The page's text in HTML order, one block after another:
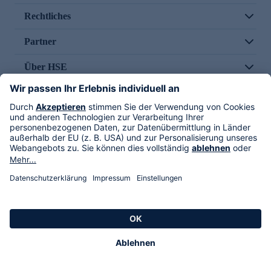
Rechtliches
Partner
Über HSE
Im TV
HSE International